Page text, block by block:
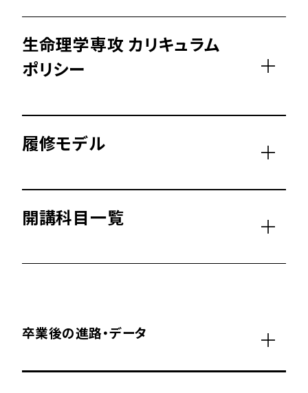
生命理学専攻 カリキュラム
ポリシー
履修モデル
開講科目一覧
卒業後の進路・データ